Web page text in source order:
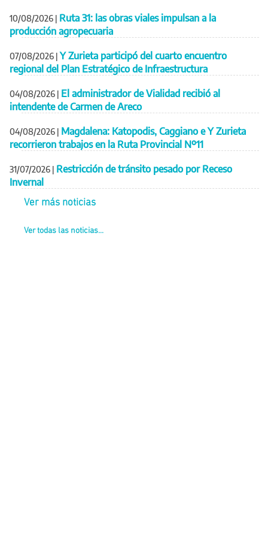
10/08/2026 | Ruta 31: las obras viales impulsan a la
producción agropecuaria
07/08/2026 | Y Zurieta participó del cuarto encuentro
regional del Plan Estratégico de Infraestructura
04/08/2026 | El administrador de Vialidad recibió al
intendente de Carmen de Areco
04/08/2026 | Magdalena: Katopodis, Caggiano e Y Zurieta
recorrieron trabajos en la Ruta Provincial Nº11
31/07/2026 | Restricción de tránsito pesado por Receso
Invernal
Ver más noticias
Ver todas las noticias...